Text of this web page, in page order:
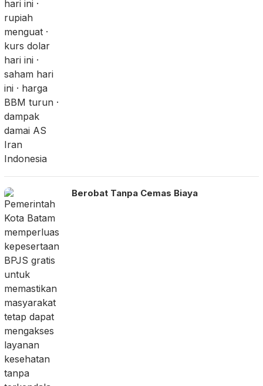
Berobat Tanpa Cemas Biaya